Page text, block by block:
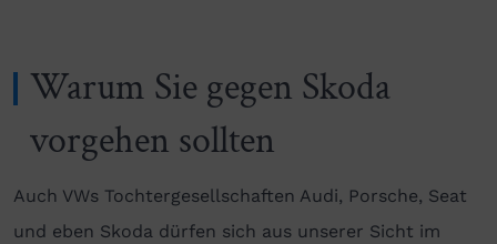
Warum Sie gegen Skoda
vorgehen sollten
Auch VWs Tochtergesellschaften Audi, Porsche, Seat
und eben Skoda dürfen sich aus unserer Sicht im